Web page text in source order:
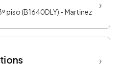
piso (B1640DLY) - Martinez
›
›